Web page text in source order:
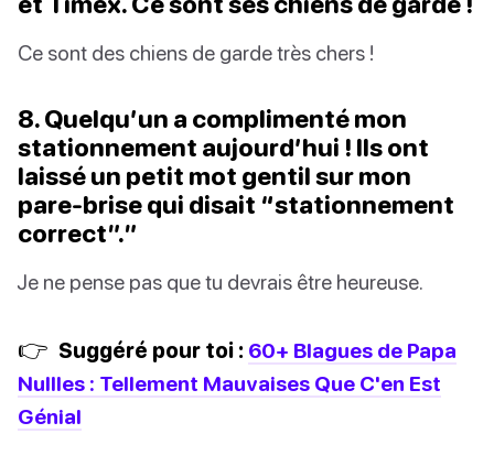
Ce sont des chiens de garde très chers !
8. Quelqu’un a complimenté mon
stationnement aujourd’hui ! Ils ont
laissé un petit mot gentil sur mon
pare-brise qui disait “stationnement
correct”.”
Je ne pense pas que tu devrais être heureuse.
👉 Suggéré pour toi : 60+ Blagues de Papa
Nullles : Tellement Mauvaises Que C'en Est
Génial